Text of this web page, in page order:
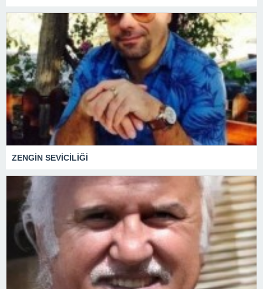
ZENGİN SEVİCİLİĞİ